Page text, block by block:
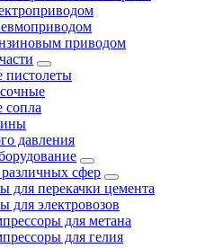
приводом
пистолеты
сопла
давления
сфер
для перекачки цемента
для электровозов
для метана
для гелия